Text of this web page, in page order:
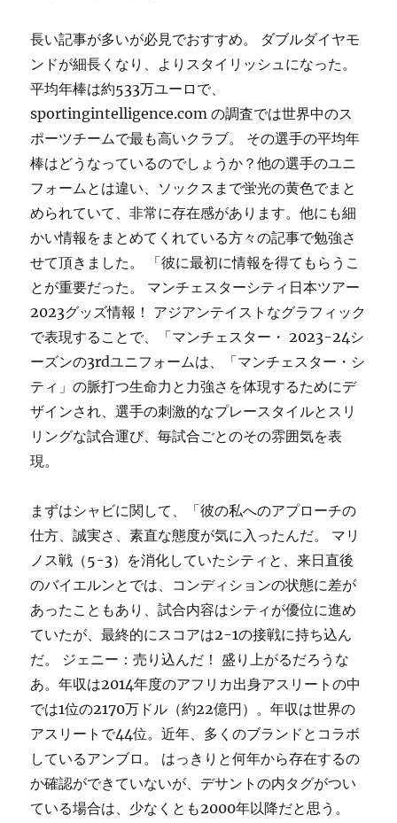
長い記事が多いが必見でおすすめ。 ダブルダイヤモ
ンドが細長くなり、よりスタイリッシュになった。
平均年棒は約533万ユーロで、
sportingintelligence.com の調査では世界中のス
ポーツチームで最も高いクラブ。 その選手の平均年
棒はどうなっているのでしょうか？他の選手のユニ
フォームとは違い、ソックスまで蛍光の黄色でまと
められていて、非常に存在感があります。他にも細
かい情報をまとめてくれている方々の記事で勉強さ
せて頂きました。 「彼に最初に情報を得てもらうこ
とが重要だった。 マンチェスターシティ日本ツアー
2023グッズ情報！ アジアンテイストなグラフィック
で表現することで、「マンチェスター・ 2023-24シ
ーズンの3rdユニフォームは、「マンチェスター・シ
ティ」の脈打つ生命力と力強さを体現するためにデ
ザインされ、選手の刺激的なプレースタイルとスリ
リングな試合運び、毎試合ごとのその雰囲気を表
現。
まずはシャビに関して、「彼の私へのアプローチの
仕方、誠実さ、素直な態度が気に入ったんだ。 マリ
ノス戦（5-3）を消化していたシティと、来日直後
のバイエルンとでは、コンディションの状態に差が
あったこともあり、試合内容はシティが優位に進め
ていたが、最終的にスコアは2-1の接戦に持ち込ん
だ。 ジェニー：売り込んだ！ 盛り上がるだろうな
あ。年収は2014年度のアフリカ出身アスリートの中
では1位の2170万ドル（約22億円）。年収は世界の
アスリートで44位。近年、多くのブランドとコラボ
しているアンブロ。 はっきりと何年から存在するの
か確認ができていないが、デサントの内タグがつい
ている場合は、少なくとも2000年以降だと思う。